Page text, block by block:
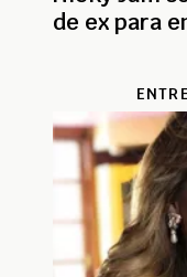
de ex para